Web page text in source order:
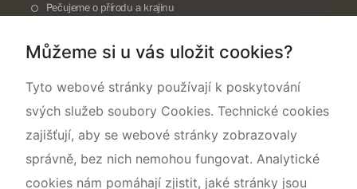
Pečujeme o přírodu a krajinu
O nás
Můžeme si u vás uložit cookies?
Tyto webové stránky používají k poskytování
svých služeb soubory Cookies. Technické cookies
zajišťují, aby se webové stránky zobrazovaly
správně, bez nich nemohou fungovat. Analytické
cookies nám pomáhají zjistit, jaké stránky jsou